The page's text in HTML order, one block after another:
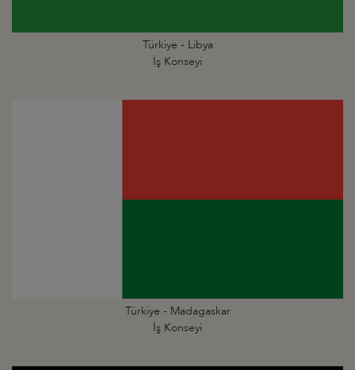
Türkiye - Libya
İş Konseyi
Türkiye - Madagaskar
İş Konseyi